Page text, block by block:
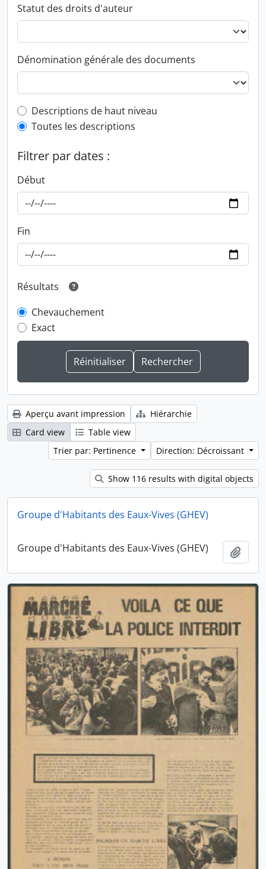
Statut des droits d'auteur
Dénomination générale des documents
Top-level description filter
Descriptions de haut niveau
Toutes les descriptions
Filtrer par dates :
Début
Fin
Résultats
Chevauchement
Exact
Aperçu avant impression
Hiérarchie
Card view
Table view
Trier par: Pertinence
Direction: Décroissant
Show 116 results with digital objects
Groupe d'Habitants des Eaux-Vives (GHEV)
Groupe d'Habitants des Eaux-Vives (GHEV)